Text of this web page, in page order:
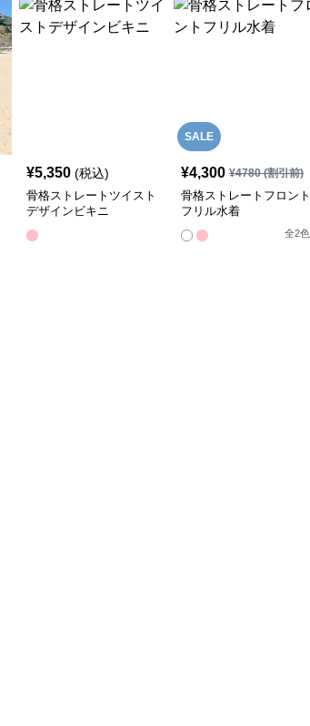
¥5,350 (税込)
骨格ストレートツイスト
デザインビキニ
SALE
¥4,300 ¥4780(割引前)
骨格ストレートフロント
フリル水着
全2色